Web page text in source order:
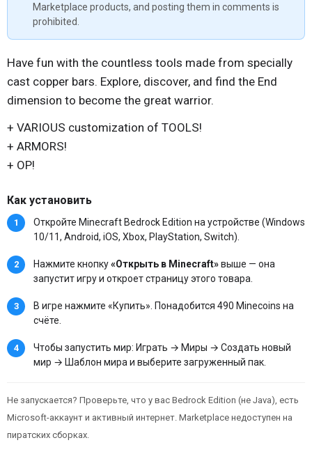
Marketplace products, and posting them in comments is
prohibited.
Have fun with the countless tools made from specially
cast copper bars. Explore, discover, and find the End
dimension to become the great warrior.
+ VARIOUS customization of TOOLS!
+ ARMORS!
+ OP!
Как установить
Откройте Minecraft Bedrock Edition на устройстве (Windows
10/11, Android, iOS, Xbox, PlayStation, Switch).
Нажмите кнопку«Открыть в Minecraft»выше — она
запустит игру и откроет страницу этого товара.
В игре нажмите «Купить». Понадобится 490 Minecoins на
счёте.
Чтобы запустить мир: Играть → Миры → Создать новый
мир → Шаблон мира и выберите загруженный пак.
Не запускается? Проверьте, что у вас Bedrock Edition (не Java), есть
Microsoft-аккаунт и активный интернет. Marketplace недоступен на
пиратских сборках.